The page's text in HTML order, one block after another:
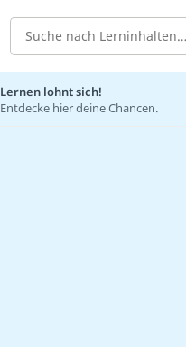
Suche
Lernen lohnt sich!
Entdecke hier deine Chancen.